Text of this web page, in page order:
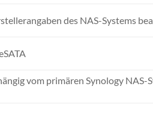
des NAS-Systems
vom primären Synology NAS-